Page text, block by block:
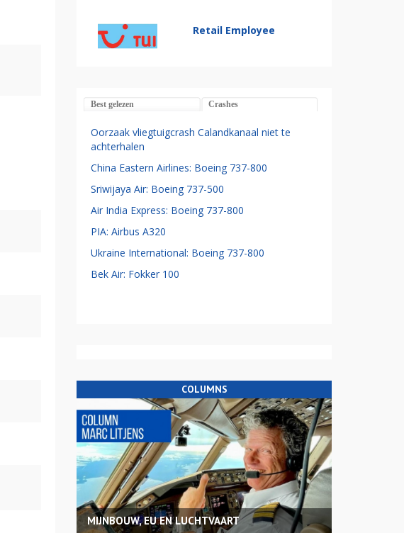
Retail Employee
Best gelezen Crashes
Oorzaak vliegtuigcrash Calandkanaal niet te
achterhalen
China Eastern Airlines: Boeing 737-800
Sriwijaya Air: Boeing 737-500
Air India Express: Boeing 737-800
PIA: Airbus A320
Ukraine International: Boeing 737-800
Bek Air: Fokker 100
COLUMNS
MIJNBOUW, EU EN LUCHTVAART